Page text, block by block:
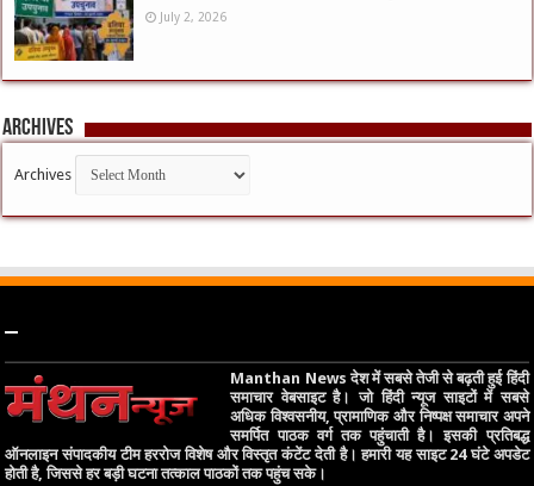
July 2, 2026
Archives
Archives
–
Manthan News देश में सबसे तेजी से बढ़ती हुई हिंदी
समाचार वेबसाइट है। जो हिंदी न्यूज साइटों में सबसे
अधिक विश्वसनीय, प्रामाणिक और निष्पक्ष समाचार अपने
समर्पित पाठक वर्ग तक पहुंचाती है। इसकी प्रतिबद्ध
ऑनलाइन संपादकीय टीम हररोज विशेष और विस्तृत कंटेंट देती है। हमारी यह साइट 24 घंटे अपडेट
होती है, जिससे हर बड़ी घटना तत्काल पाठकों तक पहुंच सके।